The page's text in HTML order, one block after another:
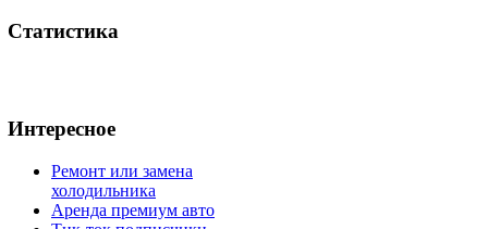
Статистика
Интересное
Ремонт или замена
холодильника
Аренда премиум авто